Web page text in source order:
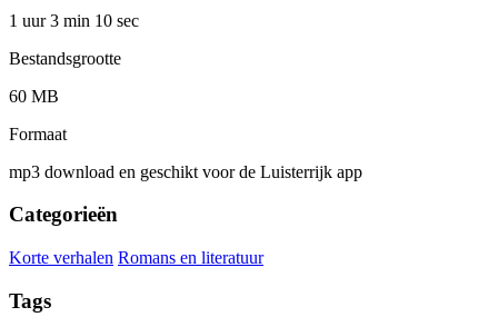
1 uur 3 min 10 sec
Bestandsgrootte
60 MB
Formaat
mp3 download en geschikt voor de Luisterrijk app
Categorieën
Korte verhalen Romans en literatuur
Tags